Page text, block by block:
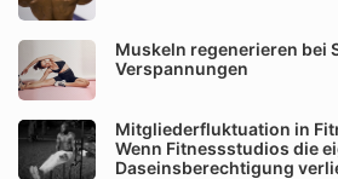
Muskeln regenerieren bei
Verspannungen
Mitgliederfluktuation in
Wenn Fitnessstudios die
Daseinsberechtigung